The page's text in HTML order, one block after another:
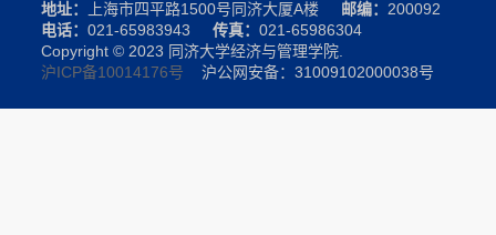
地址： 上海市四平路1500号同济大厦A楼 邮编： 200092
电话： 021-65983943 传真： 021-65986304
Copyright © 2023 同济大学经济与管理学院.
沪ICP备10014176号 沪公网安备：31009102000038号